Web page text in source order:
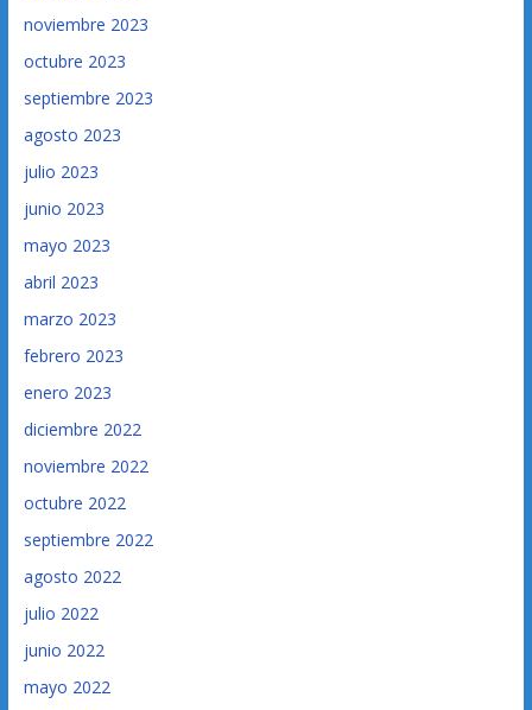
noviembre 2023
octubre 2023
septiembre 2023
agosto 2023
julio 2023
junio 2023
mayo 2023
abril 2023
marzo 2023
febrero 2023
enero 2023
diciembre 2022
noviembre 2022
octubre 2022
septiembre 2022
agosto 2022
julio 2022
junio 2022
mayo 2022